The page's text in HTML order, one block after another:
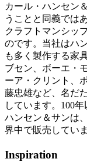
カール・ハンセン
うことと同義では
クラフトマンシッ
のです。当社はハ
も多く製作する家
ブセン、ボーエ・
ーア・クリント、
藤忠雄など、名だ
しています。100
ハンセン＆サンは
界中で販売していま
Inspiration